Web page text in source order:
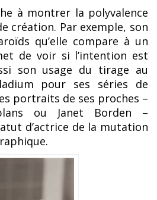
à montrer la polyvalence
création. Par exemple, son
qu’elle compare à un
de voir si l’intention est
son usage du tirage au
pour ses séries de
portraits de ses proches –
ou Janet Borden –
d’actrice de la mutation